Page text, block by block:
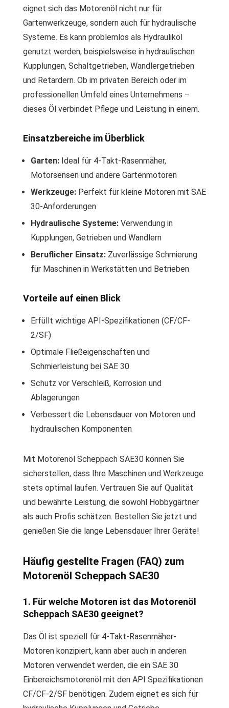
eignet sich das Motorenöl nicht nur für
Gartenwerkzeuge, sondern auch für hydraulische
Systeme. Es kann problemlos als Hydrauliköl
genutzt werden, beispielsweise in hydraulischen
Kupplungen, Schaltgetrieben, Wandlergetrieben
und Retardern. Ob im privaten Bereich oder im
professionellen Umfeld eines Unternehmens –
dieses Öl verbindet Pflege und Leistung in einem.
Einsatzbereiche im Überblick
Garten: Ideal für 4-Takt-Rasenmäher,
Motorsensen und andere Gartenmotoren
Werkzeuge: Perfekt für kleine Motoren mit SAE
30-Anforderungen
Hydraulische Systeme: Verwendung in
Kupplungen, Getrieben und Wandlern
Beruflicher Einsatz: Zuverlässige Schmierung
für Maschinen in Werkstätten und Betrieben
Vorteile auf einen Blick
Erfüllt wichtige API-Spezifikationen (CF/CF-
2/SF)
Optimale Fließeigenschaften und
Schmierleistung bei SAE 30
Schutz vor Verschleiß, Korrosion und
Ablagerungen
Verbessert die Lebensdauer von Motoren und
hydraulischen Komponenten
Mit Motorenöl Scheppach SAE30 können Sie
sicherstellen, dass Ihre Maschinen und Werkzeuge
stets optimal laufen. Vertrauen Sie auf Qualität
und bewährte Leistung, die sowohl Hobbygärtner
als auch Profis schätzen. Bestellen Sie jetzt und
genießen Sie die lange Lebensdauer Ihrer Geräte!
Häufig gestellte Fragen (FAQ) zum
Motorenöl Scheppach SAE30
1. Für welche Motoren ist das Motorenöl
Scheppach SAE30 geeignet?
Das Öl ist speziell für 4-Takt-Rasenmäher-
Motoren konzipiert, kann aber auch in anderen
Motoren verwendet werden, die ein SAE 30
Einbereichsmotorenöl mit den API Spezifikationen
CF/CF-2/SF benötigen. Zudem eignet es sich für